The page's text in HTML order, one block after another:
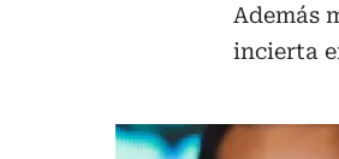
Además
incierta